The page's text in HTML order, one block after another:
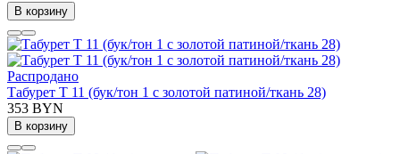
В корзину
Распродано
Табурет Т 11 (бук/тон 1 с золотой патиной/ткань 28)
353 BYN
В корзину